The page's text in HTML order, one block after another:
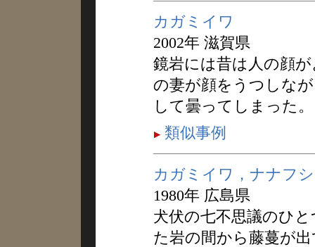
カガミイワ
2002年 滋賀県
鏡岩には昔は人の顔
の妻が顔をうつしな
して曇ってしまった。
類似事例
カガミイワ，ナナフ
1980年 広島県
犬伏の七不思議のひ
た岩の間から藤蔓が